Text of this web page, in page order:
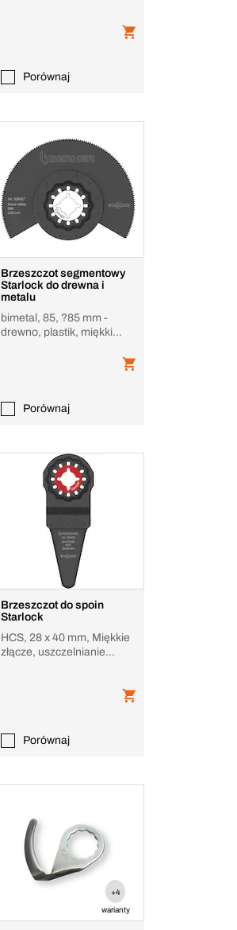
Porównaj
Brzeszczot segmentowy
Starlock do drewna i
metalu
bimetal, 85, ?85 mm -
drewno, plastik, miękki
Porównaj
Brzeszczot do spoin
Starlock
HCS, 28 x 40 mm, Miękkie
złącze, uszczelnianie
Porównaj
+4
warianty